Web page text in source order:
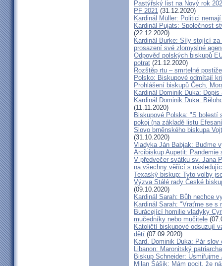
Pastýřský list na Nový rok
PF 2021 (31.12.2020)
Kardinál Müller: Politici
Kardinál Pujats: Společnost
(22.12.2020)
Kardinál Burke: Síly stojící
prosazení své zlomyslné
Odpověď polských biskupů
potrat (21.12.2020)
Rozštěp rtu – smrtelné
Polsko: Biskupové odmítají
Prohlášení biskupů Čech,
Kardinál Dominik Duka:
Kardinál Dominik Duka:
(11.11.2020)
Biskupové Polska: "S bolestí
pokoj (na základě listu
Slovo brněnského biskupa
(31.10.2020)
Vladyka Ján Babjak: Buďme
Arcibiskup Aupetit: Pandemie
V předvečer svátku sv. Jana
na všechny věřící s
Texaský biskup: Tyto volby
Výzva Stálé rady České
(09.10.2020)
Kardinál Sarah: Bůh nechce
Kardinál Sarah: "Vraťme se s
Burácející homilie vladyky
mučedníky nebo mučitele
Katoličtí biskupové odsuzují
dětí (07.09.2020)
Kard. Dominik Duka: Pár slov
Libanon: Maronitský
Biskup Schneider:
Milan Šášik: Mám pocit, že